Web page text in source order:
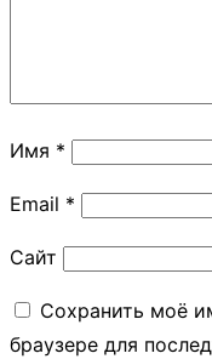
Имя *
Email *
Сайт
Сохранить моё
браузере для